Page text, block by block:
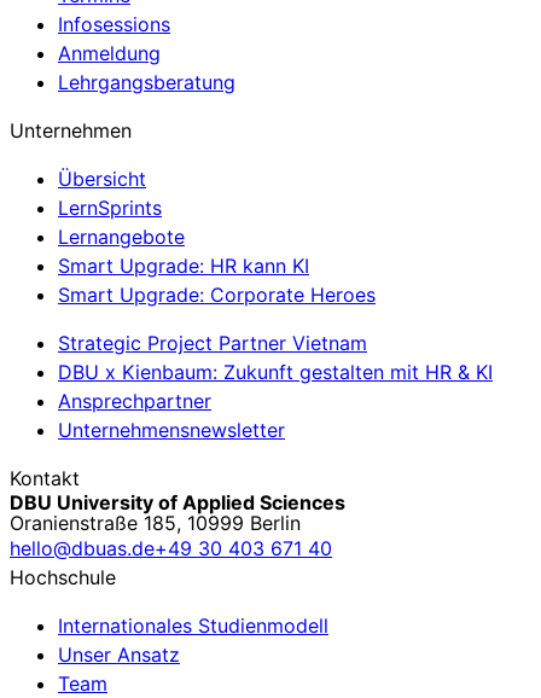
Infosessions
Anmeldung
Lehrgangsberatung
Unternehmen
Übersicht
LernSprints
Lernangebote
Smart Upgrade: HR kann KI
Smart Upgrade: Corporate Heroes
Strategic Project Partner Vietnam
DBU x Kienbaum: Zukunft gestalten mit HR & KI
Ansprechpartner
Unternehmensnewsletter
Kontakt
DBU University of Applied Sciences
Oranienstraße 185, 10999 Berlin
hello@dbuas.de+49 30 403 671 40
Hochschule
Internationales Studienmodell
Unser Ansatz
Team